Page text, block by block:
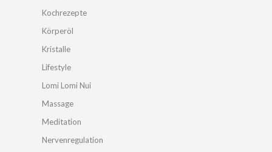
Kochrezepte
Körperöl
Kristalle
Lifestyle
Lomi Lomi Nui
Massage
Meditation
Nervenregulation